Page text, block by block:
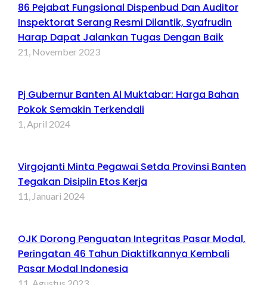
86 Pejabat Fungsional Dispenbud Dan Auditor
Inspektorat Serang Resmi Dilantik, Syafrudin
Harap Dapat Jalankan Tugas Dengan Baik
21, November 2023
Pj Gubernur Banten Al Muktabar: Harga Bahan
Pokok Semakin Terkendali
1, April 2024
Virgojanti Minta Pegawai Setda Provinsi Banten
Tegakan Disiplin Etos Kerja
11, Januari 2024
OJK Dorong Penguatan Integritas Pasar Modal,
Peringatan 46 Tahun Diaktifkannya Kembali
Pasar Modal Indonesia